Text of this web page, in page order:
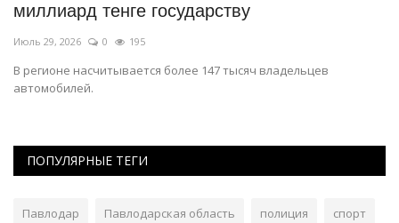
миллиард тенге государству
Июль 29, 2026 0 195
В регионе насчитывается более 147 тысяч владельцев
автомобилей.
ПОПУЛЯРНЫЕ ТЕГИ
Павлодар Павлодарская область полиция спорт